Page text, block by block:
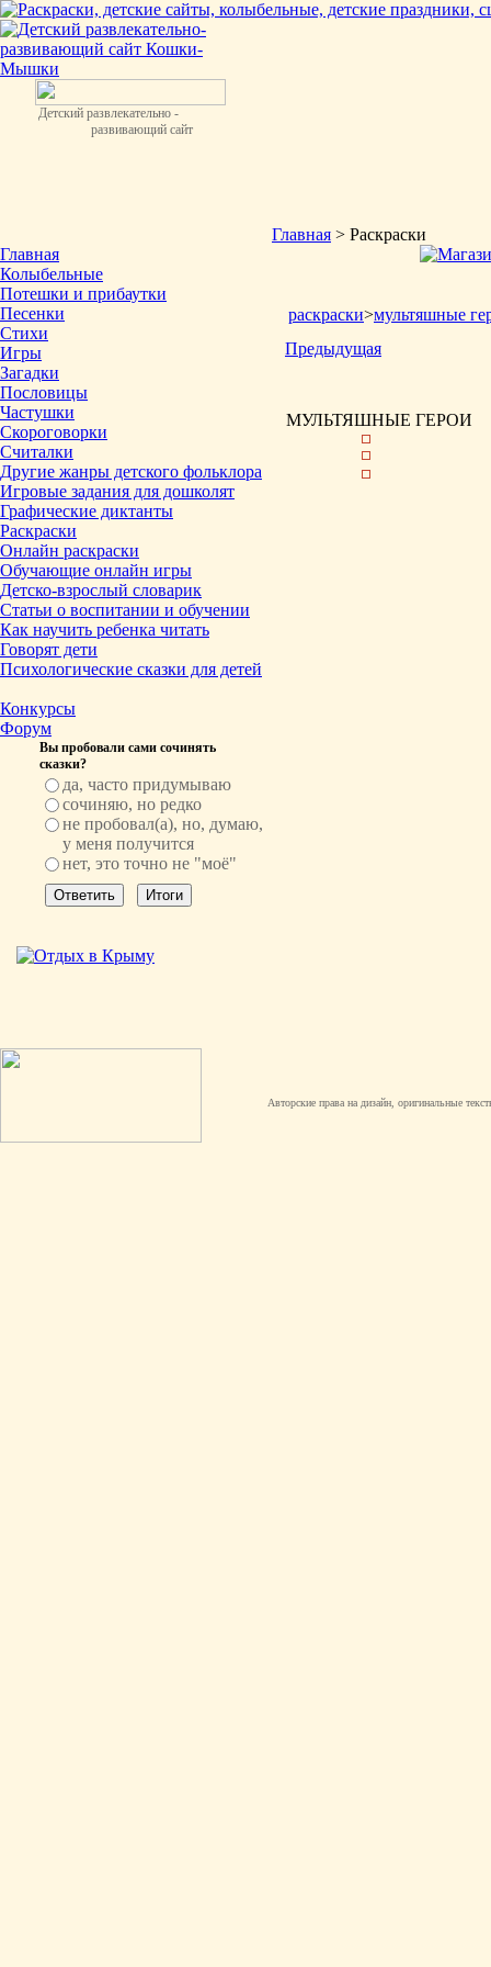
Детский развлекательно -
развивающий сайт
Главная
Колыбельные
Потешки и прибаутки
Песенки
Стихи
Игры
Загадки
Пословицы
Частушки
Скороговорки
Считалки
Другие жанры детского фольклора
Игровые задания для дошколят
Графические диктанты
Раскраски
Онлайн раскраски
Обучающие онлайн игры
Детско-взрослый словарик
Статьи о воспитании и обучении
Как научить ребенка читать
Говорят дети
Психологические сказки для детей
Конкурсы
Форум
Вы пробовали сами сочинять
сказки?
да, часто придумываю
сочиняю, но редко
не пробовал(а), но, думаю,
у меня получится
нет, это точно не "моё"
Главная > Раскраски
раскраски>мультяшные
Предыдущая
МУЛЬТЯШНЫЕ ГЕРОИ
Авторские права на дизайн, оригинальные